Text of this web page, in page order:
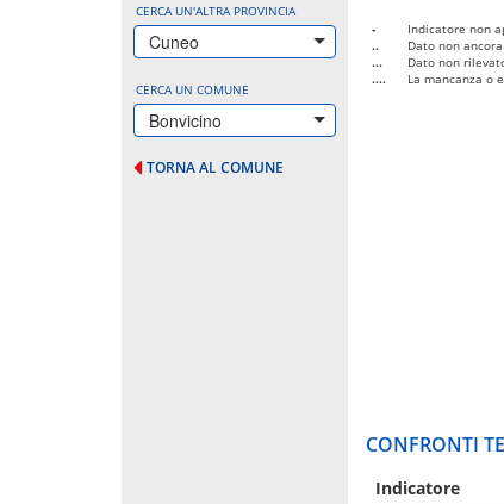
CERCA UN'ALTRA PROVINCIA
Cuneo
CERCA UN COMUNE
Bonvicino
TORNA AL COMUNE
-
Indicatore non
..
Dato non
...
Dato non
....
La mancanza o
CONFRONTI
Indicatore